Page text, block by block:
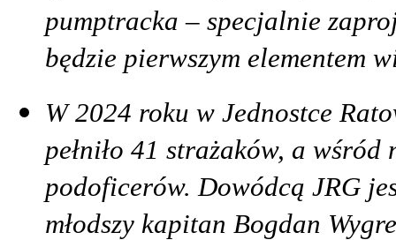
pumptracka – specjalnie
będzie pierwszym elementem
W 2024 roku w Jednostce
pełniło 41 strażaków, a
podoficerów. Dowódcą JRG
młodszy kapitan Bogdan